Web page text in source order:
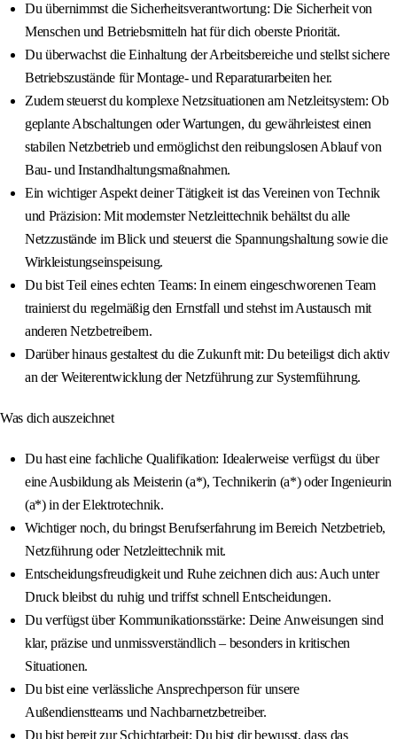
Du übernimmst die Sicherheitsverantwortung: Die Sicherheit von
Menschen und Betriebsmitteln hat für dich oberste Priorität.
Du überwachst die Einhaltung der Arbeitsbereiche und stellst sichere
Betriebszustände für Montage- und Reparaturarbeiten her.
Zudem steuerst du komplexe Netzsituationen am Netzleitsystem: Ob
geplante Abschaltungen oder Wartungen, du gewährleistest einen
stabilen Netzbetrieb und ermöglichst den reibungslosen Ablauf von
Bau- und Instandhaltungsmaßnahmen.
Ein wichtiger Aspekt deiner Tätigkeit ist das Vereinen von Technik
und Präzision: Mit modernster Netzleittechnik behältst du alle
Netzzustände im Blick und steuerst die Spannungshaltung sowie die
Wirkleistungseinspeisung.
Du bist Teil eines echten Teams: In einem eingeschworenen Team
trainierst du regelmäßig den Ernstfall und stehst im Austausch mit
anderen Netzbetreibern.
Darüber hinaus gestaltest du die Zukunft mit: Du beteiligst dich aktiv
an der Weiterentwicklung der Netzführung zur Systemführung.
Was dich auszeichnet
Du hast eine fachliche Qualifikation: Idealerweise verfügst du über
eine Ausbildung als Meisterin (a*), Technikerin (a*) oder Ingenieurin
(a*) in der Elektrotechnik.
Wichtiger noch, du bringst Berufserfahrung im Bereich Netzbetrieb,
Netzführung oder Netzleittechnik mit.
Entscheidungsfreudigkeit und Ruhe zeichnen dich aus: Auch unter
Druck bleibst du ruhig und triffst schnell Entscheidungen.
Du verfügst über Kommunikationsstärke: Deine Anweisungen sind
klar, präzise und unmissverständlich – besonders in kritischen
Situationen.
Du bist eine verlässliche Ansprechperson für unsere
Außendienstteams und Nachbarnetzbetreiber.
Du bist bereit zur Schichtarbeit: Du bist dir bewusst, dass das